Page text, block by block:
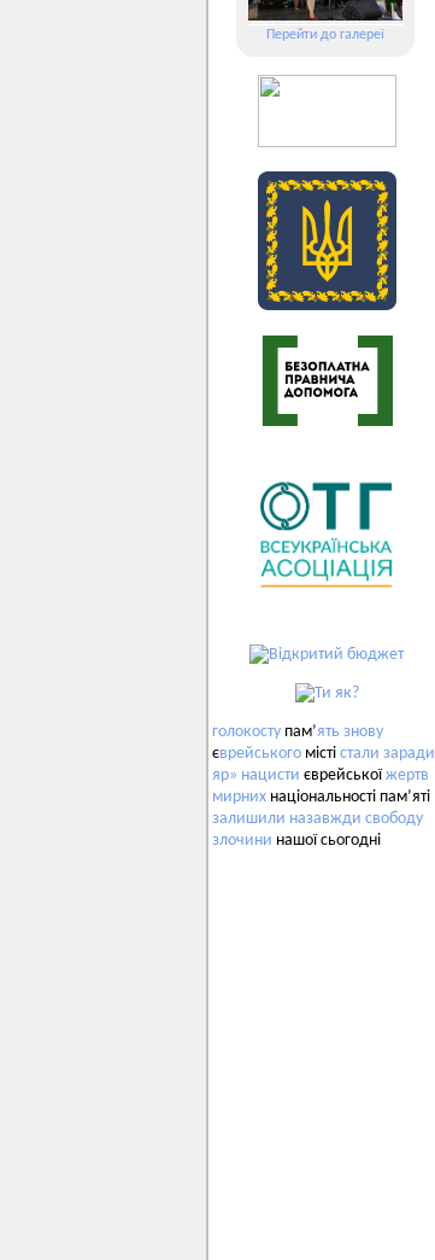
Перейти до галереї
голокосту пам’ять знову
єврейського місті стали заради
яр» нацисти єврейськоїжертв
мирних національності пам’яті
залишили назавжди свободу
злочини нашої сьогодні